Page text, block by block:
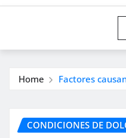
Home Factores
CONDICIONES DE